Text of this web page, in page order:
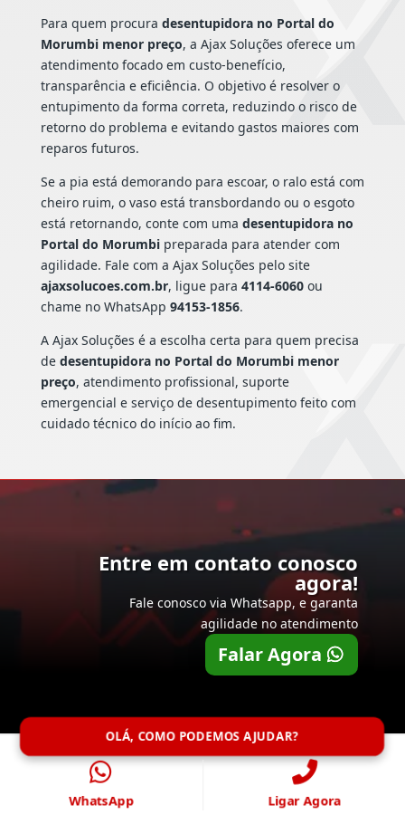
Para quem procura desentupidora no Portal do
Morumbi menor preço, a Ajax Soluções oferece um
atendimento focado em custo-benefício,
transparência e eficiência. O objetivo é resolver o
entupimento da forma correta, reduzindo o risco de
retorno do problema e evitando gastos maiores com
reparos futuros.
Se a pia está demorando para escoar, o ralo está com
cheiro ruim, o vaso está transbordando ou o esgoto
está retornando, conte com uma desentupidora no
Portal do Morumbipreparada para atender com
agilidade. Fale com a Ajax Soluções pelo site
ajaxsolucoes.com.br, ligue para 4114-6060ou
chame no WhatsApp 94153-1856.
A Ajax Soluções é a escolha certa para quem precisa
de desentupidora no Portal do Morumbi menor
preço, atendimento profissional, suporte
emergencial e serviço de desentupimento feito com
cuidado técnico do início ao fim.
Entre em contato conosco
agora!
Fale conosco via Whatsapp, e garanta
agilidade no atendimento
Falar Agora
OLÁ, COMO PODEMOS AJUDAR?
WhatsApp Ligar Agora